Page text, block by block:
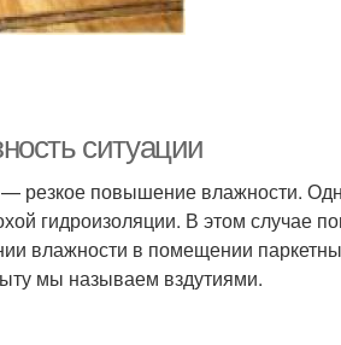
ситуации
— резкое повышение влажности.
гидроизоляции. В этом случае
влажности в помещении
мы называем вздутиями.